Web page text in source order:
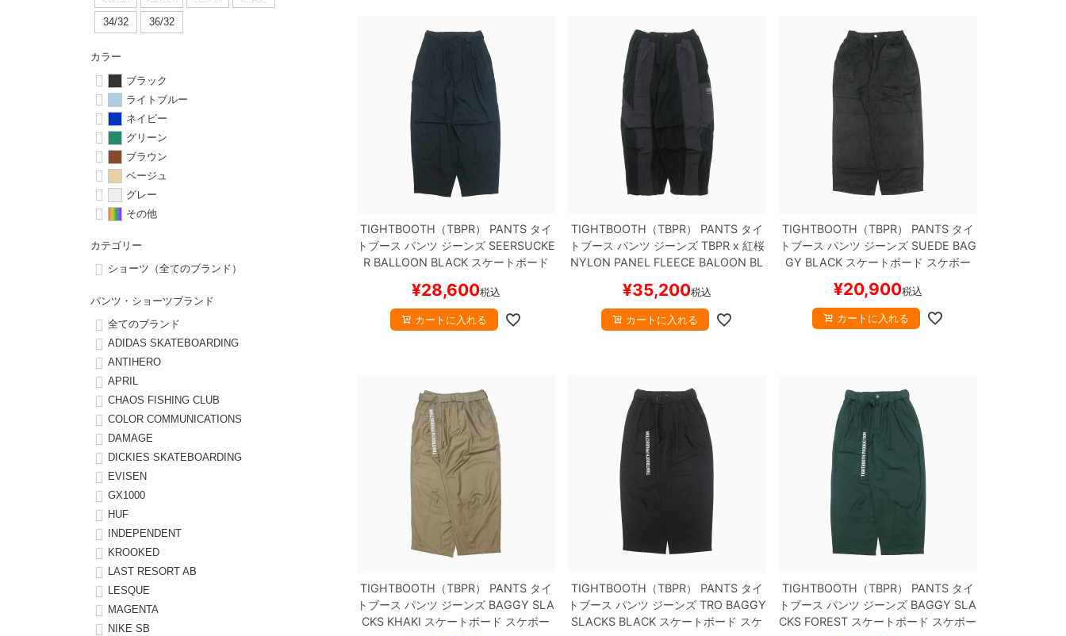
34/32 36/32
カラー
ブラック
ライトブルー
ネイビー
グリーン
ブラウン
ベージュ
グレー
その他
カテゴリー
ショーツ（全てのブランド）
パンツ・ショーツブランド
全てのブランド
ADIDAS SKATEBOARDING
ANTIHERO
APRIL
CHAOS FISHING CLUB
COLOR COMMUNICATIONS
DAMAGE
DICKIES SKATEBOARDING
EVISEN
GX1000
HUF
INDEPENDENT
KROOKED
LAST RESORT AB
LESQUE
MAGENTA
NIKE SB
TIGHTBOOTH（TBPR） PANTSタイ
トブース パンツ ジーンズ SEERSUCKE
R BALLOON BLACKスケートボード
¥28,600税込
カートに入れる
TIGHTBOOTH（TBPR） PANTSタイ
トブース パンツ ジーンズTBPR x 紅桜
NYLON PANEL FLEECE BALOON BL
¥35,200税込
カートに入れる
TIGHTBOOTH（TBPR） PANTSタイ
トブース パンツ ジーンズSUEDE BAG
GY BLACKスケートボード スケボー
¥20,900税込
カートに入れる
TIGHTBOOTH（TBPR） PANTSタイ
トブース パンツ ジーンズ BAGGY SLA
CKS KHAKI スケートボード スケボー
TIGHTBOOTH（TBPR） PANTSタイ
トブース パンツ ジーンズTRO BAGGY
SLACKS BLACK スケートボード スケ
TIGHTBOOTH（TBPR） PANTSタイ
トブース パンツ ジーンズ BAGGY SLA
CKS FOREST スケートボード スケボー
シェイプデッキ
スケートケース・バッグ
メディア（雑誌・DVD・CD）
アンダーウエア
サイズの測り方